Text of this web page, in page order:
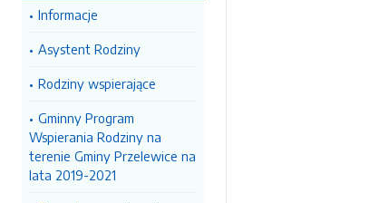
Informacje
Asystent Rodziny
Rodziny wspierające
Gminny Program
Wspierania Rodziny na
terenie Gminy Przelewice na
lata 2019-2021